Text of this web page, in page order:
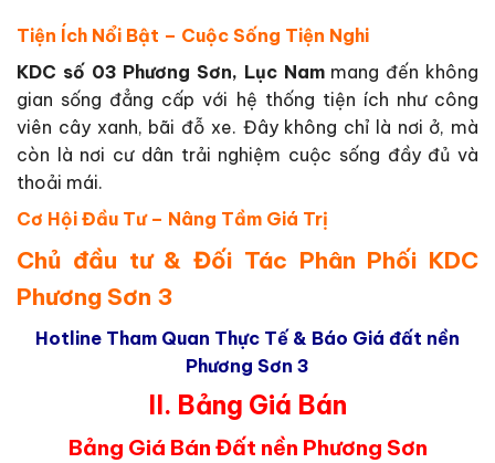
Tiện Ích Nổi Bật – Cuộc Sống Tiện Nghi
KDC số 03 Phương Sơn, Lục Nammang đến không
gian sống đẳng cấp với hệ thống tiện ích như công
viên cây xanh, bãi đỗ xe. Đây không chỉ là nơi ở, mà
còn là nơi cư dân trải nghiệm cuộc sống đầy đủ và
thoải mái.
Cơ Hội Đầu Tư – Nâng Tầm Giá Trị
Chủ đầu tư & Đối Tác Phân Phối KDC
Phương Sơn 3
Hotline Tham Quan Thực Tế & Báo Giá đất nền
Phương Sơn 3
II. Bảng Giá Bán
Bảng Giá Bán Đất nền Phương Sơn